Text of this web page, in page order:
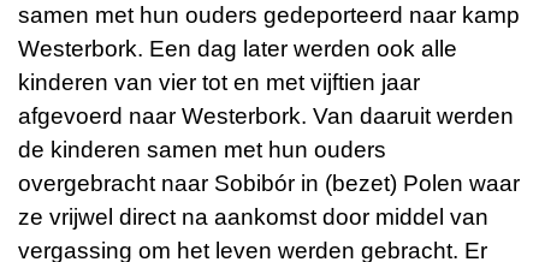
samen met hun ouders gedeporteerd naar kamp
Westerbork. Een dag later werden ook alle
kinderen van vier tot en met vijftien jaar
afgevoerd naar Westerbork. Van daaruit werden
de kinderen samen met hun ouders
overgebracht naar Sobibór in (bezet) Polen waar
ze vrijwel direct na aankomst door middel van
vergassing om het leven werden gebracht. Er